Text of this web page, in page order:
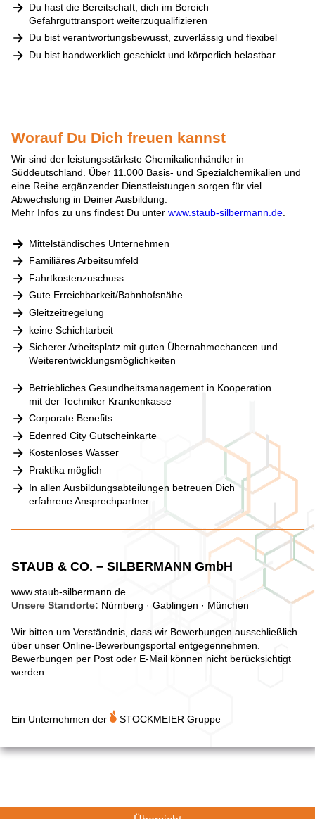
Du hast die Bereitschaft, dich im Bereich
Gefahrguttransport weiterzuqualifizieren
Du bist verantwortungsbewusst, zuverlässig und flexibel
Du bist handwerklich geschickt und körperlich belastbar
Worauf Du Dich freuen kannst
Wir sind der leistungsstärkste Chemikalienhändler in
Süddeutschland. Über 11.000 Basis- und Spezialchemikalien und
eine Reihe ergänzender Dienstleistungen sorgen für viel
Abwechslung in Deiner Ausbildung.
Mehr Infos zu uns findest Du unter www.staub-silbermann.de
Mittelständisches Unternehmen
Familiäres Arbeitsumfeld
Fahrtkostenzuschuss
Gute Erreichbarkeit/Bahnhofsnähe
Gleitzeitregelung
keine Schichtarbeit
Sicherer Arbeitsplatz mit guten Übernahmechancen und
Weiterentwicklungsmöglichkeiten
Betriebliches Gesundheitsmanagement in Kooperation
mit der Techniker Krankenkasse
Corporate Benefits
Edenred City Gutscheinkarte
Kostenloses Wasser
Praktika möglich
In allen Ausbildungsabteilungen betreuen Dich
erfahrene Ansprechpartner
STAUB & CO. – SILBERMANN GmbH
www.staub-silbermann.de
Unsere Standorte: Nürnberg · Gablingen · München
Wir bitten um Verständnis, dass wir Bewerbungen ausschließlich
über unser Online-Bewerbungsportal entgegennehmen.
Bewerbungen per Post oder E-Mail können nicht berücksichtigt
werden.
Ein Unternehmen der STOCKMEIER Gruppe